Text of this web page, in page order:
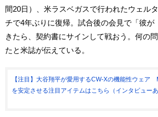
間20日）、米ラスベガスで行われたウェル
チで4年ぶりに復帰。試合後の会見で「彼が
きたら、契約書にサインして戦おう。何の
たと米誌が伝えている。
【注目】大谷翔平が愛用するCW-Xの機能性ウェア
を安定させる注目アイテムはこちら（インタビューあ